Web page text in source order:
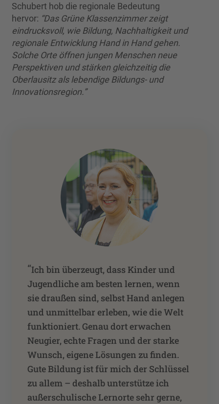
Schubert hob die regionale Bedeutung
hervor: “Das Grüne Klassenzimmer zeigt
eindrucksvoll, wie Bildung, Nachhaltigkeit und
regionale Entwicklung Hand in Hand gehen.
Solche Orte öffnen jungen Menschen neue
Perspektiven und stärken gleichzeitig die
Oberlausitz als lebendige Bildungs- und
Innovationsregion.”
“Ich bin überzeugt, dass Kinder und
Jugendliche am besten lernen, wenn
sie draußen sind, selbst Hand anlegen
und unmittelbar erleben, wie die Welt
funktioniert. Genau dort erwachen
Neugier, echte Fragen und der starke
Wunsch, eigene Lösungen zu finden.
Gute Bildung ist für mich der Schlüssel
zu allem – deshalb unterstütze ich
außerschulische Lernorte sehr gerne,